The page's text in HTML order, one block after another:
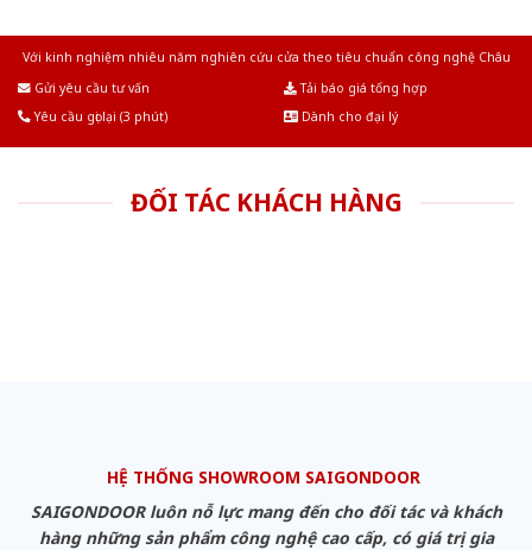
Với kinh nghiệm nhiêu năm nghiên cứu cửa theo tiêu chuẩn công nghệ Châu
Gửi yêu cầu tư vấn
Tải báo giá tổng hợp
Yêu cầu gọi lại (3 phút)
Dành cho đại lý
ĐỐI TÁC KHÁCH HÀNG
HỆ THỐNG SHOWROOM SAIGONDOOR
SAIGONDOOR luôn nỗ lực mang đến cho đối tác và khách
hàng những sản phẩm công nghệ cao cấp, có giá trị gia